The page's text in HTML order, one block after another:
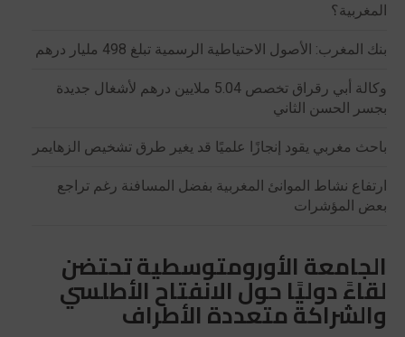
المغربية؟
بنك المغرب: الأصول الاحتياطية الرسمية تبلغ 498 مليار درهم
وكالة أبي رقراق تخصص 5.04 ملايين درهم لأشغال جديدة
بجسر الحسن الثاني
باحث مغربي يقود إنجازًا علميًا قد يغير طرق تشخيص الزهايمر
ارتفاع نشاط الموانئ المغربية بفضل المسافنة رغم تراجع
بعض المؤشرات
الجامعة الأورومتوسطية تحتضن
لقاءً دوليًا حول الانفتاح الأطلسي
والشراكة متعددة الأطراف